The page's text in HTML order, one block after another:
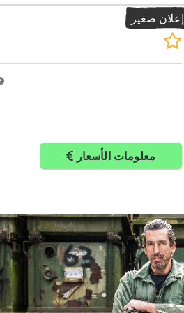
إعلان صغير
معلومات الأسعار